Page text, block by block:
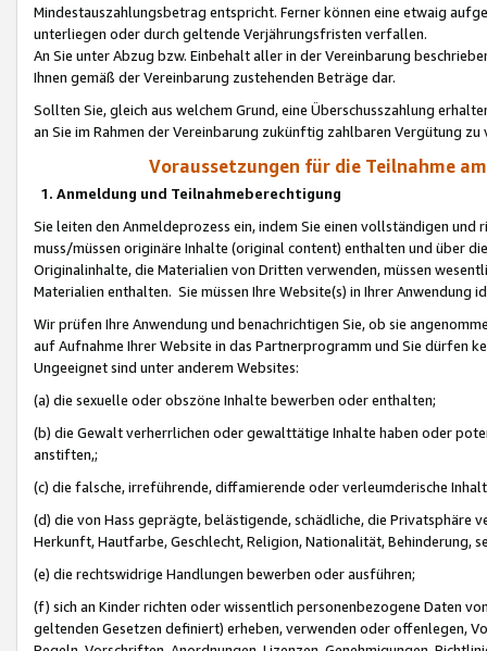
Mindestauszahlungsbetrag entspricht. Ferner können eine etwaig
unterliegen oder durch geltende Verjährungsfristen verfallen.
An Sie unter Abzug bzw. Einbehalt aller in der Vereinbarung
Ihnen gemäß der Vereinbarung zustehenden Beträge dar.
Sollten Sie, gleich aus welchem Grund, eine Überschusszahlung
an Sie im Rahmen der Vereinbarung zukünftig zahlbaren Vergütung zu
Voraussetzungen für die Teilnahme
1. Anmeldung und Teilnahmeberechtigung
Sie leiten den Anmeldeprozess ein, indem Sie einen vollständigen
muss/müssen originäre Inhalte (original content) enthalten und über
Originalinhalte, die Materialien von Dritten verwenden, müssen
Materialien enthalten. Sie müssen Ihre Website(s) in Ihrer Anwendung
Wir prüfen Ihre Anwendung und benachrichtigen Sie, ob sie
auf Aufnahme Ihrer Website in das Partnerprogramm und Sie dürfen
Ungeeignet sind unter anderem Websites:
(a) die sexuelle oder obszöne Inhalte bewerben oder enthalten;
(b) die Gewalt verherrlichen oder gewalttätige Inhalte haben oder
anstiften,;
(c) die falsche, irreführende, diffamierende oder verleumderische
(d) die von Hass geprägte, belästigende, schädliche, die Privatsphäre
Herkunft, Hautfarbe, Geschlecht, Religion, Nationalität, Behinderung,
(e) die rechtswidrige Handlungen bewerben oder ausführen;
(f) sich an Kinder richten oder wissentlich personenbezogene Daten
geltenden Gesetzen definiert) erheben, verwenden oder offenlegen,